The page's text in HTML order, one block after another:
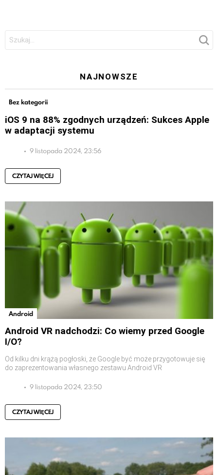
NAJNOWSZE
Bez kategorii
iOS 9 na 88% zgodnych urządzeń: Sukces Apple
w adaptacji systemu
9 listopada 2024, 23:56
CZYTAJ WIĘCEJ
Android
Android VR nadchodzi: Co wiemy przed Google
I/O?
Od kilku dni krążą pogłoski, że Google być może przygotowuje się
do zaprezentowania własnego zestawu Android VR
9 listopada 2024, 23:50
CZYTAJ WIĘCEJ